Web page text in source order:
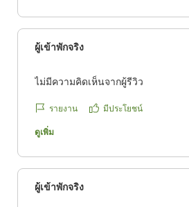
ผู้เข้าพักจริง
ไม่มีความคิดเห็นจากผู้รีวิว
รายงาน มีประโยชน์
ดูเพิ่ม
ผู้เข้าพักจริง